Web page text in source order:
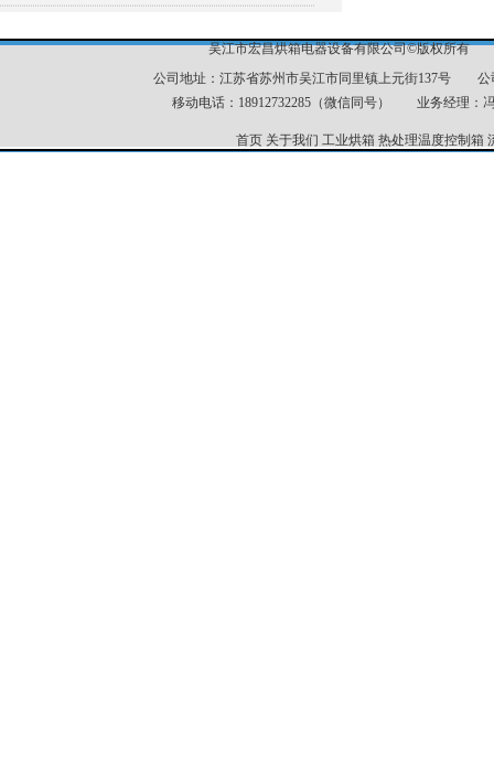
吴江市宏昌烘箱电器设备有限公司©版权所有
公司地址：江苏省苏州市吴江市同里镇上元街137号
移动电话：18912732285（微信同号） 业务经理
首页 关于我们 工业烘箱 热处理温度控制箱